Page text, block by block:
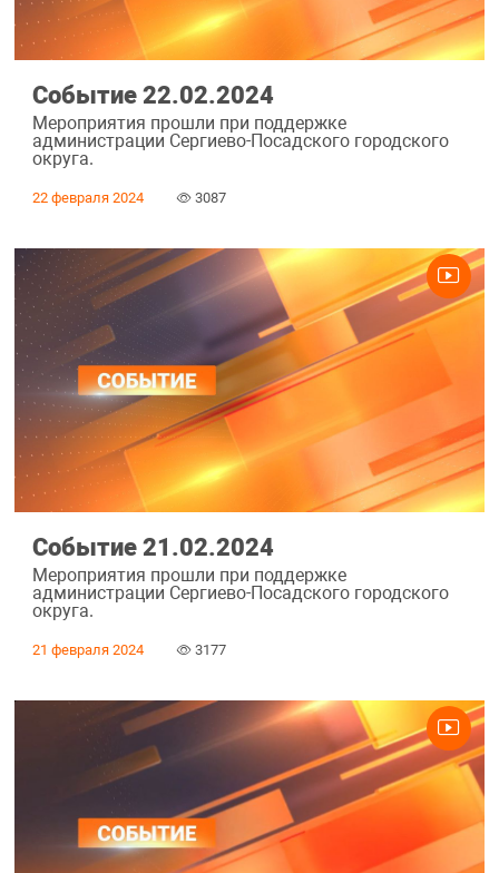
Событие 22.02.2024
Мероприятия прошли при поддержке
администрации Сергиево-Посадского городского
округа.
22 февраля 2024 3087
Событие 21.02.2024
Мероприятия прошли при поддержке
администрации Сергиево-Посадского городского
округа.
21 февраля 2024 3177